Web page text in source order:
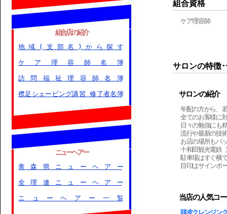
組合資格
ケア理容師
サロンの特徴
サロンの紹介
年配の方から、
全てのお客様に
日々の勉強にも
流行や最新の技
お店の場所もバ
十和田観光電鉄
駐車場はすぐ横
目印はサインポ
当店の人気コ
頭皮クレンジン
組合店の紹介
地域(支部名)から探す
ケア理容師名簿
訪問福祉理容師名簿
襟足シェービング講習 修了者名簿
ニューヘアー
青森県ニューヘアー
全理連ニューヘアー
ニューヘアー一覧